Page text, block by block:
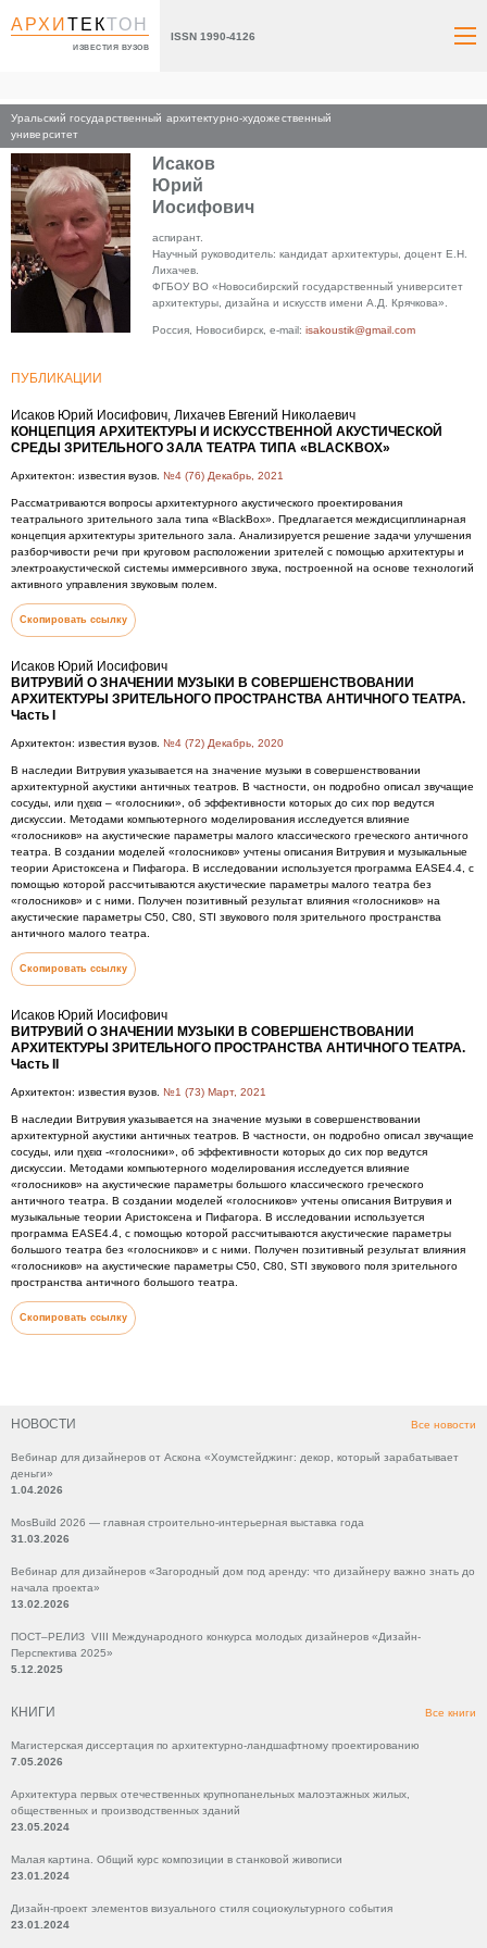
АРХИТЕКТОН
ИЗВЕСТИЯ ВУЗОВ
ISSN 1990-4126
Уральский государственный архитектурно-художественный
университет
НОВОСТИ Все новости
Вебинар для дизайнеров от Аскона «Хоумстейджинг: декор, который зарабатывает
деньги»
1.04.2026
MosBuild 2026 — главная строительно-интерьерная выставка года
31.03.2026
Вебинар для дизайнеров «Загородный дом под аренду: что дизайнеру важно знать до
начала проекта»
13.02.2026
ПОСТ–РЕЛИЗ VIII Международного конкурса молодых дизайнеров «Дизайн-
Перспектива 2025»
5.12.2025
КНИГИ Все книги
Магистерская диссертация по архитектурно-ландшафтному проектированию
7.05.2026
Архитектура первых отечественных крупнопанельных малоэтажных жилых,
общественных и производственных зданий
23.05.2024
Малая картина. Общий курс композиции в станковой живописи
23.01.2024
Дизайн-проект элементов визуального стиля социокультурного события
23.01.2024
Главная
Исаков
Юрий
Иосифович
аспирант.
Научный руководитель: кандидат архитектуры, доцент Е.Н.
Лихачев.
ФГБОУ ВО «Новосибирский государственный университет
архитектуры, дизайна и искусств имени А.Д. Крячкова».
Россия, Новосибирск, e-mail: isakoustik@gmail.com
ПУБЛИКАЦИИ
Исаков Юрий Иосифович, Лихачев Евгений Николаевич
КОНЦЕПЦИЯ АРХИТЕКТУРЫ И ИСКУССТВЕННОЙ АКУСТИЧЕСКОЙ
СРЕДЫ ЗРИТЕЛЬНОГО ЗАЛА ТЕАТРА ТИПА «BLACKBOX»
Архитектон: известия вузов. №4 (76) Декабрь, 2021
Рассматриваются вопросы архитектурного акустического проектирования
театрального зрительного зала типа «BlackBox». Предлагается междисциплинарная
концепция архитектуры зрительного зала. Анализируется решение задачи улучшения
разборчивости речи при круговом расположении зрителей с помощью архитектуры и
электроакустической системы иммерсивного звука, построенной на основе технологий
активного управления звуковым полем.
Скопировать ссылку
Исаков Юрий Иосифович
ВИТРУВИЙ О ЗНАЧЕНИИ МУЗЫКИ В СОВЕРШЕНСТВОВАНИИ
АРХИТЕКТУРЫ ЗРИТЕЛЬНОГО ПРОСТРАНСТВА АНТИЧНОГО ТЕАТРА.
Часть I
Архитектон: известия вузов. №4 (72) Декабрь, 2020
В наследии Витрувия указывается на значение музыки в совершенствовании
архитектурной акустики античных театров. В частности, он подробно описал звучащие
сосуды, или ηχεια – «голосники», об эффективности которых до сих пор ведутся
дискуссии. Методами компьютерного моделирования исследуется влияние
«голосников» на акустические параметры малого классического греческого античного
театра. В создании моделей «голосников» учтены описания Витрувия и музыкальные
теории Аристоксена и Пифагора. В исследовании используется программа EASE4.4, с
помощью которой рассчитываются акустические параметры малого театра без
«голосников» и с ними. Получен позитивный результат влияния «голосников» на
акустические параметры С50, C80, STI звукового поля зрительного пространства
античного малого театра.
Скопировать ссылку
Исаков Юрий Иосифович
ВИТРУВИЙ О ЗНАЧЕНИИ МУЗЫКИ В СОВЕРШЕНСТВОВАНИИ
АРХИТЕКТУРЫ ЗРИТЕЛЬНОГО ПРОСТРАНСТВА АНТИЧНОГО ТЕАТРА.
Часть II
Архитектон: известия вузов. №1 (73) Март, 2021
В наследии Витрувия указывается на значение музыки в совершенствовании
архитектурной акустики античных театров. В частности, он подробно описал звучащие
сосуды, или ηχεια -«голосники», об эффективности которых до сих пор ведутся
дискуссии. Методами компьютерного моделирования исследуется влияние
«голосников» на акустические параметры большого классического греческого
античного театра. В создании моделей «голосников» учтены описания Витрувия и
музыкальные теории Аристоксена и Пифагора. В исследовании используется
программа EASE4.4, с помощью которой рассчитываются акустические параметры
большого театра без «голосников» и с ними. Получен позитивный результат влияния
«голосников» на акустические параметры C50, C80, STI звукового поля зрительного
пространства античного большого театра.
Скопировать ссылку